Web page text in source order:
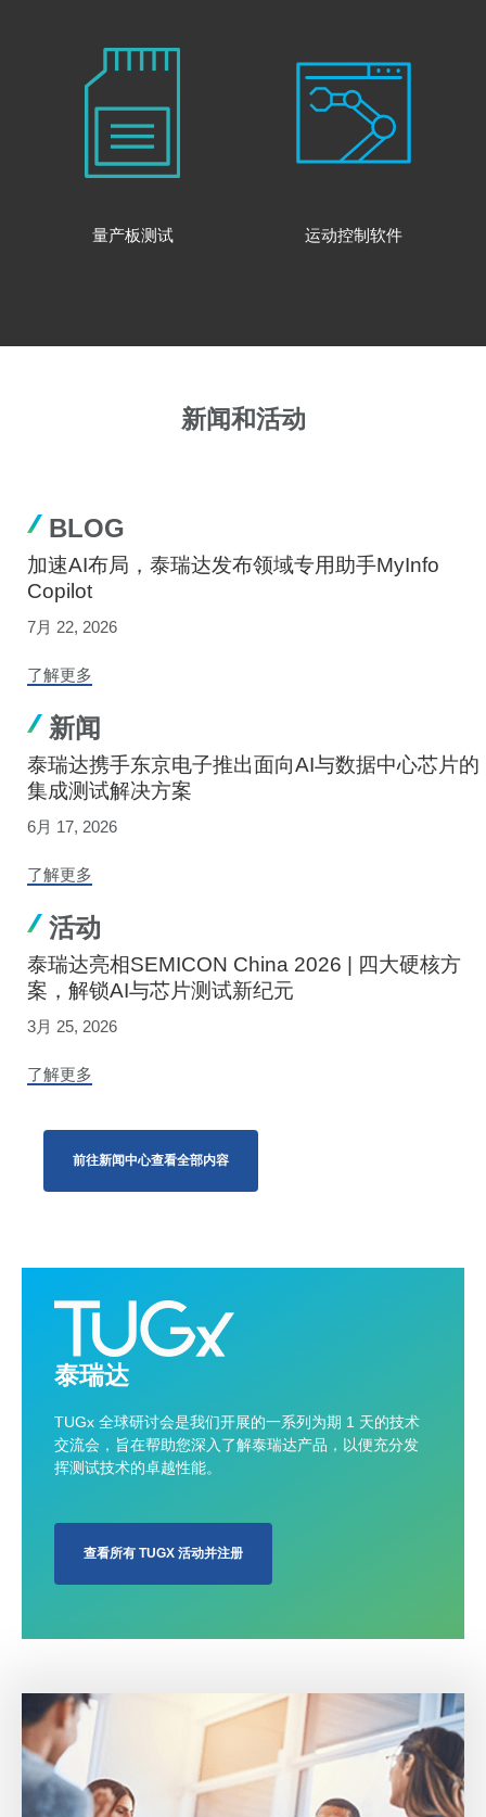
量产板测试 运动控制软件
新闻和活动
BLOG
加速AI布局，泰瑞达发布领域专用助手MyInfo
Copilot
7月 22, 2026
了解更多
新闻
泰瑞达携手东京电子推出面向AI与数据中心芯片的
集成测试解决方案
6月 17, 2026
了解更多
活动
泰瑞达亮相SEMICON China 2026 | 四大硬核方
案，解锁AI与芯片测试新纪元
3月 25, 2026
了解更多
前往新闻中心查看全部内容
泰瑞达
TUGx 全球研讨会是我们开展的一系列为期 1 天的技术
交流会，旨在帮助您深入了解泰瑞达产品，以便充分发
挥测试技术的卓越性能。
查看所有 TUGX 活动并注册